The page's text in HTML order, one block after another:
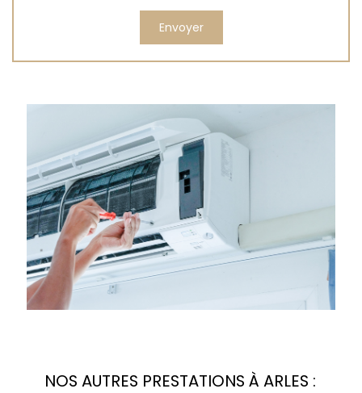
NOS AUTRES PRESTATIONS À ARLES :